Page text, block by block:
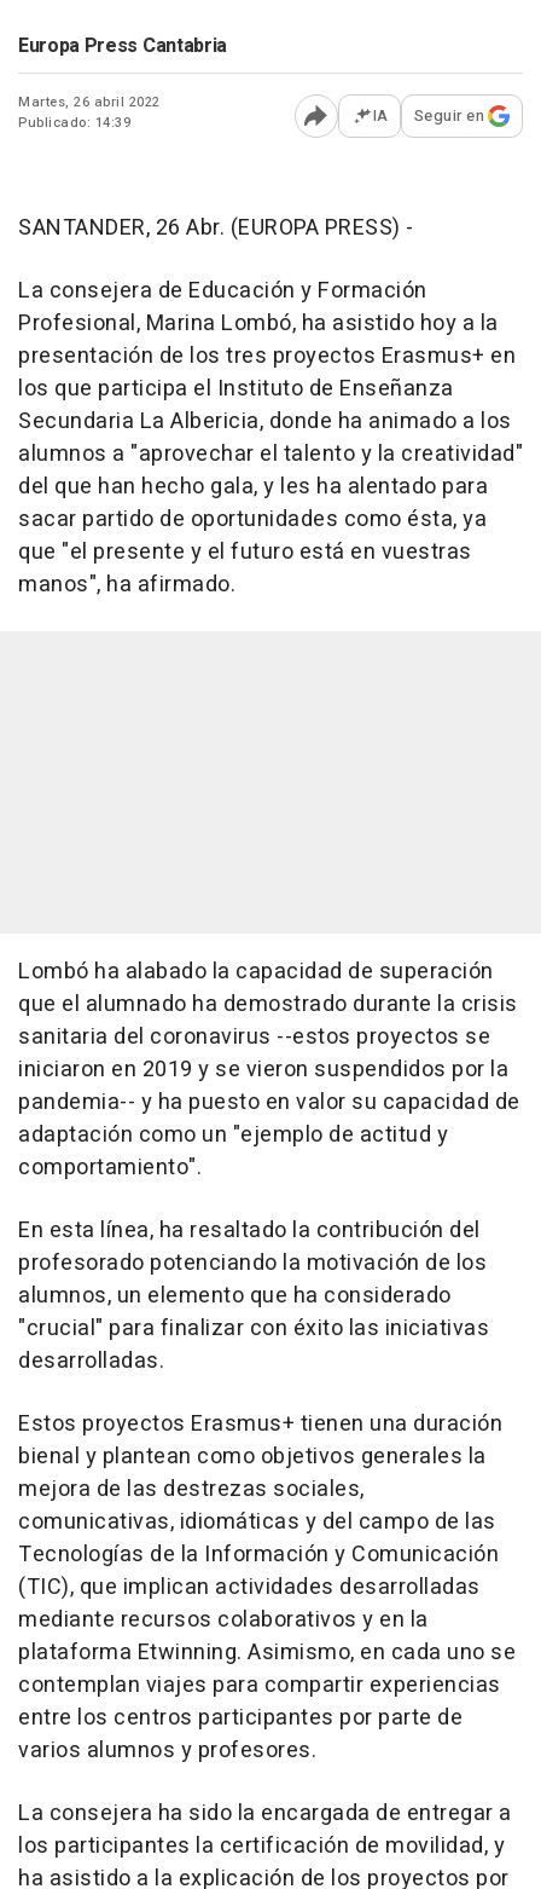
Europa Press Cantabria
Martes, 26 abril 2022
Publicado: 14:39
Abrir opciones para
IA Seguir en
SANTANDER, 26 Abr. (EUROPA PRESS) -
La consejera de Educación y Formación
Profesional, Marina Lombó, ha asistido hoy a la
presentación de los tres proyectos Erasmus+ en
los que participa el Instituto de Enseñanza
Secundaria La Albericia, donde ha animado a los
alumnos a "aprovechar el talento y la creatividad"
del que han hecho gala, y les ha alentado para
sacar partido de oportunidades como ésta, ya
que "el presente y el futuro está en vuestras
manos", ha afirmado.
Lombó ha alabado la capacidad de superación
que el alumnado ha demostrado durante la crisis
sanitaria del coronavirus --estos proyectos se
iniciaron en 2019 y se vieron suspendidos por la
pandemia-- y ha puesto en valor su capacidad de
adaptación como un "ejemplo de actitud y
comportamiento".
En esta línea, ha resaltado la contribución del
profesorado potenciando la motivación de los
alumnos, un elemento que ha considerado
"crucial" para finalizar con éxito las iniciativas
desarrolladas.
Estos proyectos Erasmus+ tienen una duración
bienal y plantean como objetivos generales la
mejora de las destrezas sociales,
comunicativas, idiomáticas y del campo de las
Tecnologías de la Información y Comunicación
(TIC), que implican actividades desarrolladas
mediante recursos colaborativos y en la
plataforma Etwinning. Asimismo, en cada uno se
contemplan viajes para compartir experiencias
entre los centros participantes por parte de
varios alumnos y profesores.
La consejera ha sido la encargada de entregar a
los participantes la certificación de movilidad, y
ha asistido a la explicación de los proyectos por